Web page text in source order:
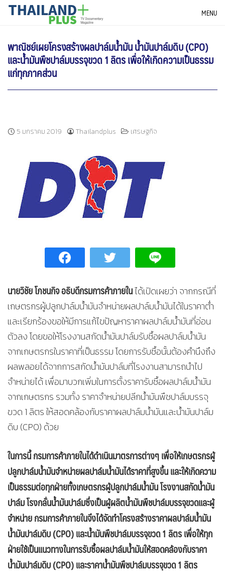
SkipTHAILANDPLUS NEWS MENU
พาณิชย์เผยโครงสร้างผลปาล์มน้ำมัน น้ำมันปาล์มดิบ (CPO)
และน้ำมันพืชปาล์มบรรจุขวด 1 ลิตร เพื่อให้เกิดความเป็นธรรม
แก่ทุกภาคส่วน
5 มกราคม 2019 Thailandplus เศรษฐกิจ
นายวิชัย โภชนกิจ อธิบดีกรมการค้าภายในได้เปิดเผยว่า จากกรณีที่
เกษตรกรผู้ปลูกปาล์มน้ำมันจำหน่ายผลปาล์มน้ำมันได้ในราคาต่ำ
และเรียกร้องขอให้มีการแก้ไขปัญหาราคาผลปาล์มน้ำมันที่อ่อน
ตัวลง โดยขอให้โรงงานสกัดน้ำมันปาล์มรับซื้อผลปาล์มน้ำมัน
จากเกษตรกรในราคาที่เป็นธรรม โดยการรับซื้อนั้นต้องคำนึงถึง
ผลพลอยได้จากการสกัดน้ำมันปาล์มที่โรงงานสามารถนำไป
จำหน่ายได้ เพื่อมาบวกเพิ่มในการตั้งราคารับซื้อผลปาล์มน้ำมัน
จากเกษตรกร รวมทั้ง ราคาจำหน่ายปลีกน้ำมันพืชปาล์มบรรจุ
ขวด 1 ลิตร ให้สอดคล้องกับราคาผลปาล์มน้ำมันและน้ำมันปาล์ม
ดิบ (CPO) ด้วย
ในการนี้ กรมการค้าภายในได้ดำเนินมาตรการต่างๆ เพื่อให้เกษตรกรผู้
ปลูกปาล์มน้ำมันจำหน่ายผลปาล์มน้ำมันได้ราคาที่สูงขึ้น และให้เกิดความ
เป็นธรรมต่อทุกฝ่ายทั้งเกษตรกรผู้ปลูกปาล์มน้ำมัน โรงงานสกัดน้ำมัน
ปาล์ม โรงกลั่นน้ำมันปาล์มซึ่งเป็นผู้ผลิตน้ำมันพืชปาล์มบรรจุขวดและผู้
จำหน่าย กรมการค้าภายในจึงได้จัดทำโครงสร้างราคาผลปาล์มน้ำมัน
น้ำมันปาล์มดิบ(CPO) และน้ำมันพืชปาล์มบรรจุขวด 1 ลิตร เพื่อให้ทุก
ฝ่ายใช้เป็นแนวทางในการรับซื้อผลปาล์มน้ำมันให้สอดคล้องกับราคา
น้ำมันปาล์มดิบ (CPO) และราคาน้ำมันพืชปาล์มบรรจุขวด 1 ลิตร